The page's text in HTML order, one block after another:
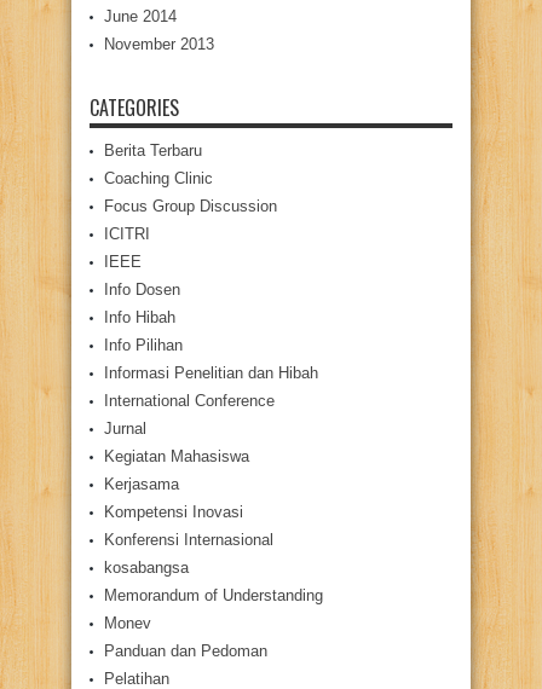
June 2014
November 2013
CATEGORIES
Berita Terbaru
Coaching Clinic
Focus Group Discussion
ICITRI
IEEE
Info Dosen
Info Hibah
Info Pilihan
Informasi Penelitian dan Hibah
International Conference
Jurnal
Kegiatan Mahasiswa
Kerjasama
Kompetensi Inovasi
Konferensi Internasional
kosabangsa
Memorandum of Understanding
Monev
Panduan dan Pedoman
Pelatihan